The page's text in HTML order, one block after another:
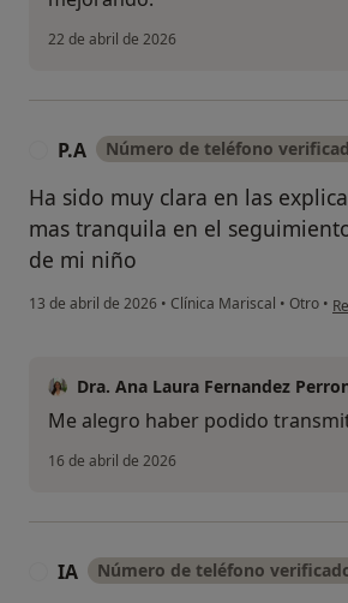
22 de abril de 2026
P.A Número de teléfono
Ha sido muy clara en las
mas tranquila en el
de mi niño
13 de abril de 2026 • Clínica Mariscal • Otro •
Dra. Ana Laura Fernandez
Me alegro haber podido
16 de abril de 2026
IA Número de teléfono